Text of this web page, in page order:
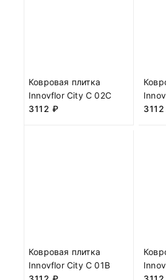
Ковровая плитка
Innovflor City C 02C
3112 ₽
3112
Ковровая плитка
Innovflor City C 01B